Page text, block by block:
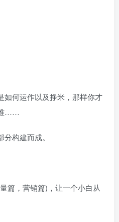
如何运作以及挣米，那样你才
难……
构建而成。